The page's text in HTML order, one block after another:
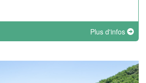
Plus d'infos